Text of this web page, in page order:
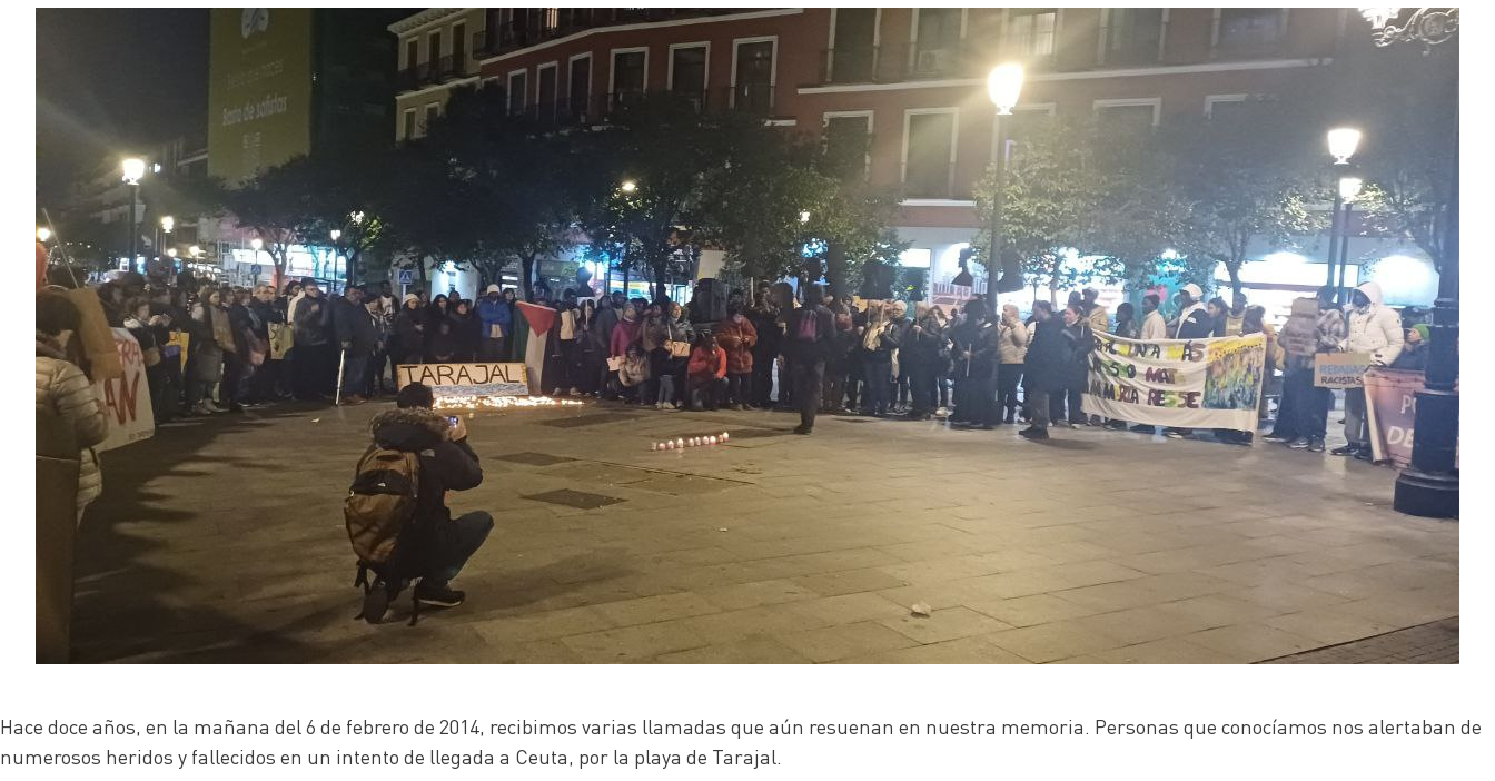
Hace doce años, en la mañana del 6 de febrero de 2014, recibimos varias llamadas que aún resuenan en nuestra memoria. Personas que conocíamos nos alertaban de
numerosos heridos y fallecidos en un intento de llegada a Ceuta, por la playa de Tarajal.